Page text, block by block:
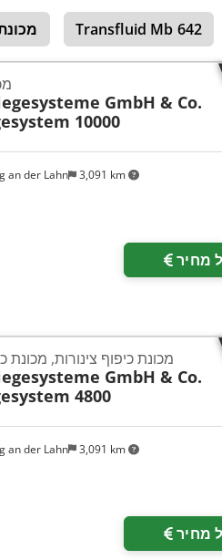
Transfluid Mb 642
an der Lahn 3,091 km
GmbH & Co.
10000
מחיר
an der Lahn 3,091 km
מכונת כיפוף צינורות, מכונת
GmbH & Co.
4800
מחיר